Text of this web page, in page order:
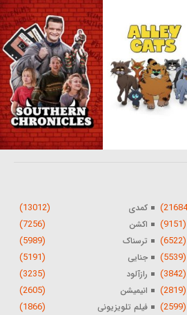
کمدی (13012)
(9151) اکشن (7256)
(6522) ترسناک (5989)
(5539) جنایی (5191)
(3842) رازآلود (3235)
(2819) انیمیشن (2605)
(2599) فیلم تلویزیونی (1866)